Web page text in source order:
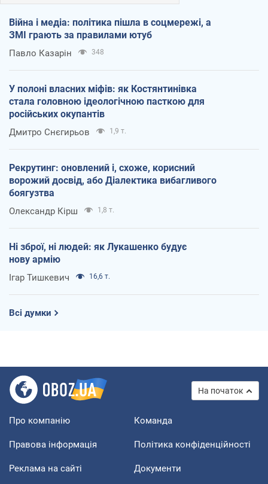
Війна і медіа: політика пішла в соцмережі, а
ЗМІ грають за правилами ютуб
Павло Казарін 348
У полоні власних міфів: як Костянтинівка
стала головною ідеологічною пасткою для
російських окупантів
Дмитро Снєгирьов 1,9 т.
Рекрутинг: оновлений і, схоже, корисний
ворожий досвід, або Діалектика вибагливого
боягузтва
Олександр Кірш 1,8 т.
Ні зброї, ні людей: як Лукашенко будує
нову армію
Ігар Тишкевич 16,6 т.
Всі думки
На початок
Про компанію Команда
Правова інформація Політика конфіденційності
Реклама на сайті Документи